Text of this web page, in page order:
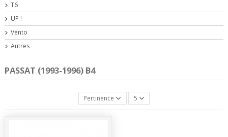
PASSAT (1993-1996) B4
Pertinence 5
T6
UP !
Vento
Autres